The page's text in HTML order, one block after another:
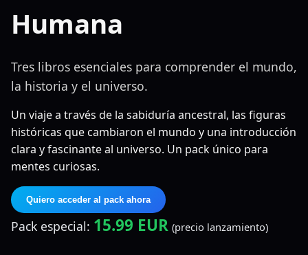
Humana
Tres libros esenciales para comprender el mundo,
la historia y el universo.
Un viaje a través de la sabiduría ancestral, las figuras
históricas que cambiaron el mundo y una introducción
clara y fascinante al universo. Un pack único para
mentes curiosas.
Quiero acceder al pack ahora
Pack especial: 15.99 EUR (precio lanzamiento)